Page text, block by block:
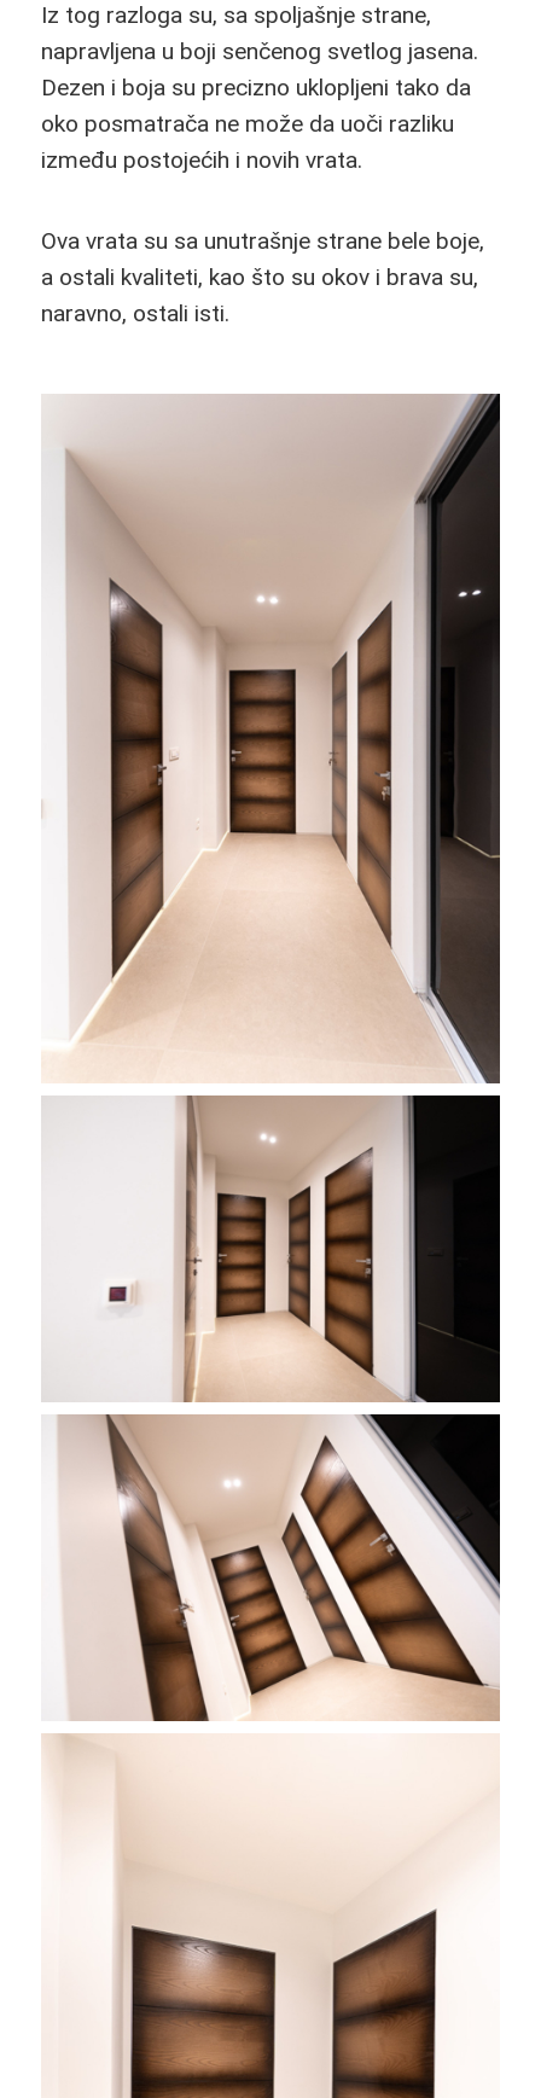
Iz tog razloga su, sa spoljašnje strane,
napravljena u boji senčenog svetlog jasena.
Dezen i boja su precizno uklopljeni tako da
oko posmatrača ne može da uoči razliku
između postojećih i novih vrata.
Ova vrata su sa unutrašnje strane bele boje,
a ostali kvaliteti, kao što su okov i brava su,
naravno, ostali isti.